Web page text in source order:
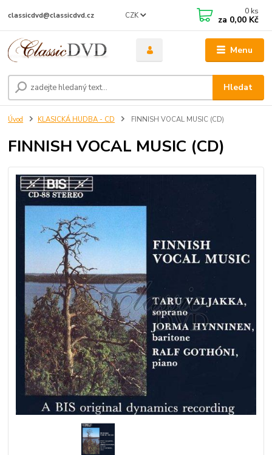
Menu
CZK
Hledat
classicdvd@classicdvd.cz 0 ks
za 0,00 Kč
Úvod KLASICKÁ HUDBA - CD FINNISH VOCAL MUSIC (CD)
FINNISH VOCAL MUSIC (CD)